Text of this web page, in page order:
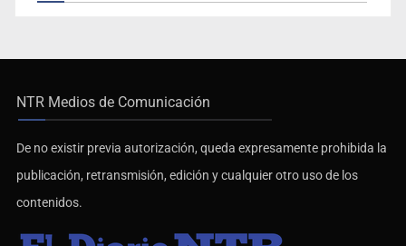
NTR Medios de Comunicación
De no existir previa autorización, queda expresamente prohibida la
publicación, retransmisión, edición y cualquier otro uso de los
contenidos.